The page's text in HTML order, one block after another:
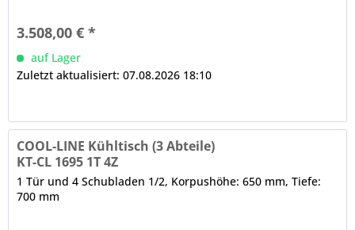
Ballondichtung, CNS-Griffleiste, maximale Tragfähigkeit
3.508,00 € *
auf Lager
Zuletzt aktualisiert: 07.08.2026 18:10
COOL-LINE Kühltisch (3 Abteile)
KT-CL 1695 1T 4Z
1 Tür und 4 Schubladen 1/2, Korpushöhe: 650 mm, Tiefe:
700 mm